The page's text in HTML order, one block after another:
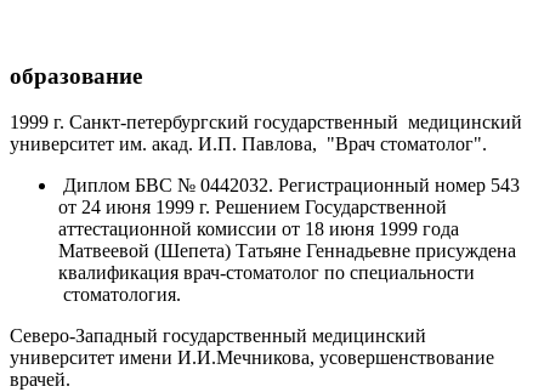
образование
1999 г. Санкт-петербургский государственный медицинский
университет им. акад. И.П. Павлова, "Врач стоматолог".
Диплом БВС № 0442032. Регистрационный номер 543
от 24 июня 1999 г. Решением Государственной
аттестационной комиссии от 18 июня 1999 года
Матвеевой (Шепета) Татьяне Геннадьевне присуждена
квалификация врач-стоматолог по специальности
стоматология.
Северо-Западный государственный медицинский
университет имени И.И.Мечникова, усовершенствование
врачей.